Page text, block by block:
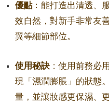
優點：能打造出清透、
效自然，對新手非常友
翼等細節部位。
使用秘訣 ：使用前務必
現「濕潤膨脹」的狀態
量，並讓妝感更保濕、更